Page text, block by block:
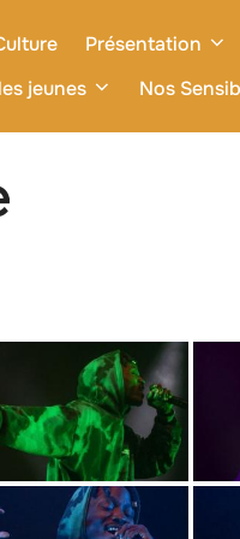
Présentation
jeunes
Nos